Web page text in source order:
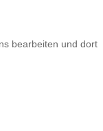
bearbeiten und dort